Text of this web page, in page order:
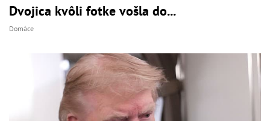
Dvojica kvôli fotke vošla do...
Domáce